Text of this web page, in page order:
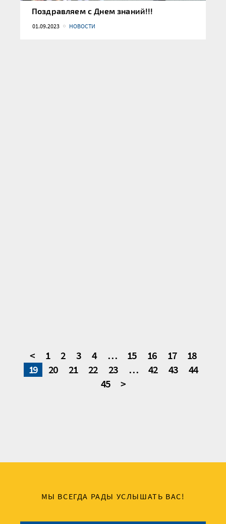
Поздравляем с Днем знаний!!!
01.09.2023 НОВОСТИ
< 1 2 3 4 … 15 16 17
18
19
20 21 22 23 … 42 43
44
45
>
МЫ ВСЕГДА РАДЫ УСЛЫШАТЬ ВАС!